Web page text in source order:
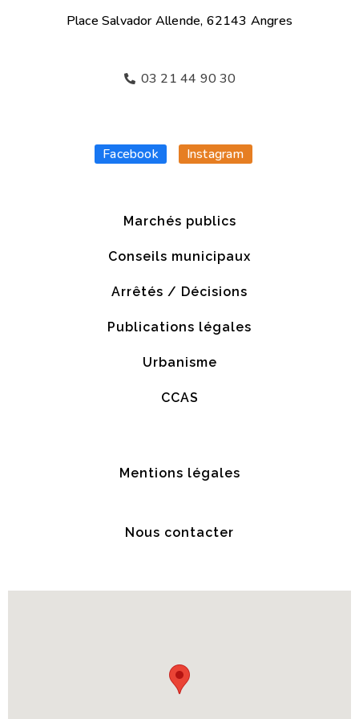
Place Salvador Allende, 62143 Angres
03 21 44 90 30
Facebook Instagram
Marchés publics
Conseils municipaux
Arrêtés / Décisions
Publications légales
Urbanisme
CCAS
Mentions légales
Nous contacter